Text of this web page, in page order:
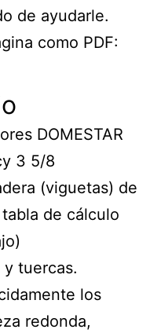
de ayudarle.
como PDF:
DOMESTAR
3 5/8
(viguetas) de
de cálculo
tuercas.
los
redonda,